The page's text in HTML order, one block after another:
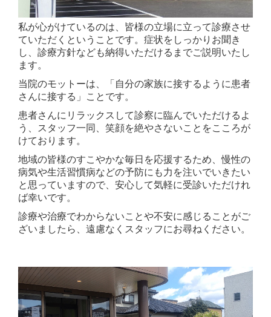
私が心がけているのは、皆様の立場に立って診療させ
ていただくということです。症状をしっかりお聞き
し、診療方針なども納得いただけるまでご説明いたし
ます。
当院のモットーは、「自分の家族に接するように患者
さんに接する」ことです。
患者さんにリラックスして診察に臨んでいただけるよ
う、スタッフ一同、笑顔を絶やさないことをこころが
けております。
地域の皆様のすこやかな毎日を応援するため、慢性の
病気や生活習慣病などの予防にも力を注いでいきたい
と思っていますので、安心して気軽に受診いただけれ
ば幸いです。
診療や治療でわからないことや不安に感じることがご
ざいましたら、遠慮なくスタッフにお尋ねください。